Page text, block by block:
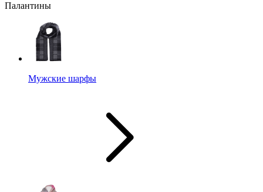
Палантины
Мужские шарфы